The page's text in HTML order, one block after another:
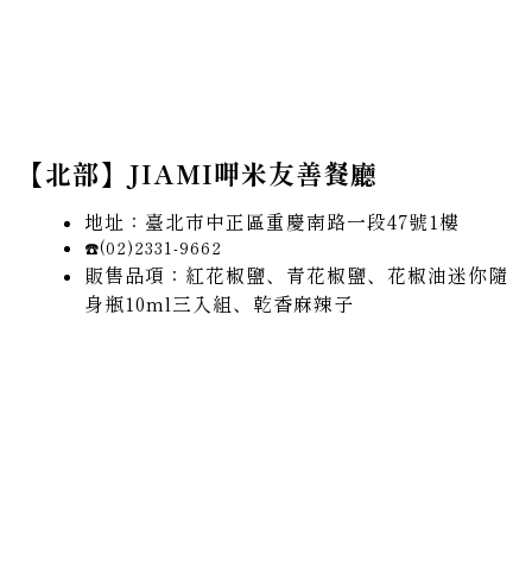
【北部】JIAMI呷米友善餐廳
地址：臺北市中正區重慶南路一段47號1樓
☎️(02)2331-9662
販售品項：紅花椒鹽、青花椒鹽、花椒油迷你隨
身瓶10ml三入組、乾香麻辣子